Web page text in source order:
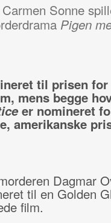
Sonne
Pigen
til prisen for
mens begge
er nomineret
amerikanske
Dagmar
til en Golden
film.